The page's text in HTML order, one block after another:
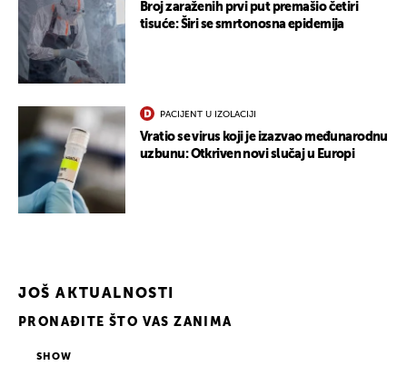
Broj zaraženih prvi put premašio četiri
tisuće: Širi se smrtonosna epidemija
PACIJENT U IZOLACIJI
Vratio se virus koji je izazvao međunarodnu
uzbunu: Otkriven novi slučaj u Europi
JOŠ AKTUALNOSTI
PRONAĐITE ŠTO VAS ZANIMA
SHOW